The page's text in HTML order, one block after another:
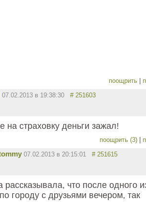
поощрить
07.02.2013 в 19:38:30 # 251603
на страховку деньги зажал!
поощрить (3)
07.02.2013 в 20:15:01 # 251615
что после одного
городу с друзьями вечером, так